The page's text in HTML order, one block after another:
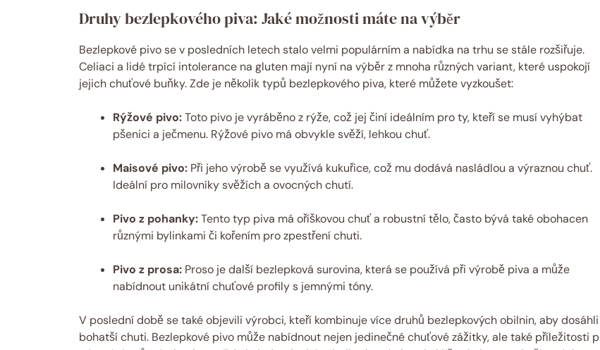
Druhy bezlepkového piva: ⁣Jaké možnosti máte na výběr
Bezlepkové pivo⁢ se v ⁣posledních letech stalo velmi populárním a ⁤nabídka na trhu ⁣se stále rozšiřuje.
Celiaci a lidé ⁢trpící intolerance ⁣na ‌gluten mají nyní na výběr⁤ z‌ mnoha⁢ různých variant, které uspokojí
jejich chuťové buňky. Zde je několik typů bezlepkového ​piva, které můžete vyzkoušet:
Rýžové ⁤pivo:Toto pivo je vyráběno z rýže, což‌ jej činí ​ideálním pro ty,⁢ kteří se musí ​vyhýbat ​
pšenici a ječmenu. Rýžové pivo má⁤ obvykle svěží, lehkou‍ chuť.
Maisové pivo: Při ⁣jeho výrobě se využívá kukuřice, což mu⁢ dodává nasládlou a‌ výraznou chuť.
Ideální pro milovníky svěžích a ovocných chutí.
Pivo z pohanky:Tento typ piva má oříškovou chuť a ‌robustní tělo, často bývá​ také‍ obohacen‌
různými bylinkami či kořením pro ‌zpestření chuti.
Pivo z prosa: Proso ​je další bezlepková surovina, která se používá při výrobě piva a ⁤může
‍nabídnout unikátní​ chuťové profily s jemnými tóny.
V poslední⁣ době se také objevili výrobci, kteří ​kombinuje více⁢ druhů bezlepkových obilnin, aby⁢ dosáhli
bohatší chuti. ‍Bezlepkové pivo může nabídnout nejen‌ jedinečné‍ chuťové zážitky, ale také příležitosti